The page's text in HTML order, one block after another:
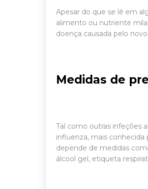
Apesar do que se lê em
alimento ou nutriente
doença causada pelo
Medidas de
Tal como outras infeções
influenza, mais conhecida
depende de medidas
álcool gel, etiqueta